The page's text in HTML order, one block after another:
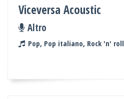
Viceversa Acoustic
Altro
Pop, Pop italiano, Rock 'n' roll